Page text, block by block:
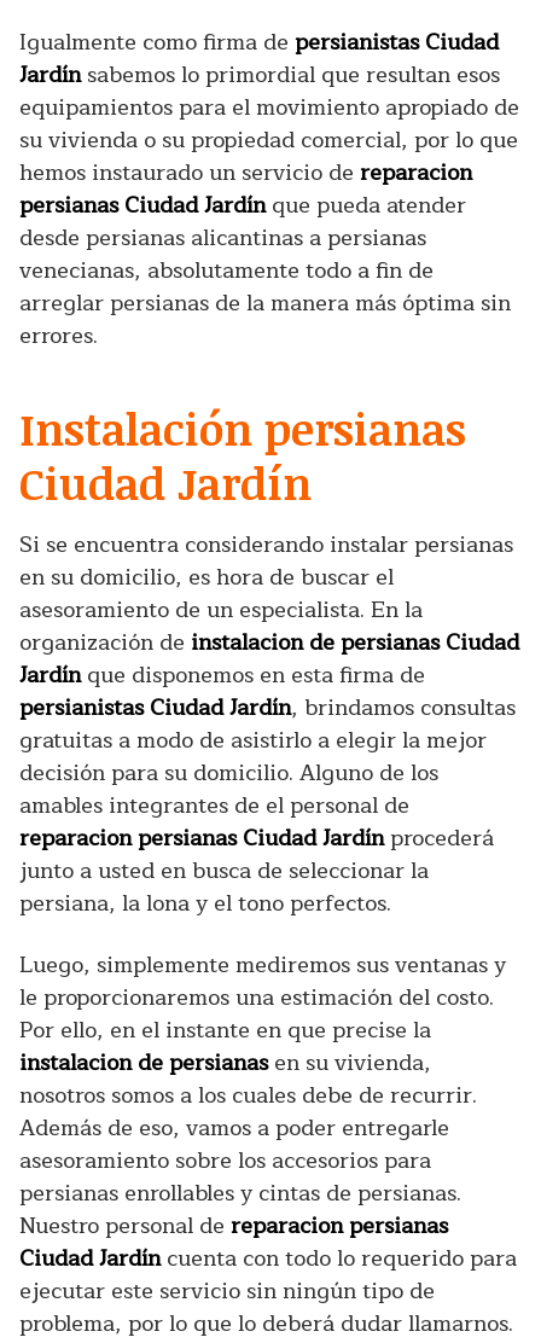
Igualmente como firma de persianistas Ciudad
Jardínsabemos lo primordial que resultan esos
equipamientos para el movimiento apropiado de
su vivienda o su propiedad comercial, por lo que
hemos instaurado un servicio de reparacion
persianas Ciudad Jardínque pueda atender
desde persianas alicantinas a persianas
venecianas, absolutamente todo a fin de
arreglar persianas de la manera más óptima sin
errores.
Instalación persianas
Ciudad Jardín
Si se encuentra considerando instalar persianas
en su domicilio, es hora de buscar el
asesoramiento de un especialista. En la
organización de instalacion de persianas Ciudad
Jardínque disponemos en esta firma de
persianistas Ciudad Jardín, brindamos consultas
gratuitas a modo de asistirlo a elegir la mejor
decisión para su domicilio. Alguno de los
amables integrantes de el personal de
reparacion persianas Ciudad Jardínprocederá
junto a usted en busca de seleccionar la
persiana, la lona y el tono perfectos.
Luego, simplemente mediremos sus ventanas y
le proporcionaremos una estimación del costo.
Por ello, en el instante en que precise la
instalacion de persianasen su vivienda,
nosotros somos a los cuales debe de recurrir.
Además de eso, vamos a poder entregarle
asesoramiento sobre los accesorios para
persianas enrollables y cintas de persianas.
Nuestro personal de reparacion persianas
Ciudad Jardíncuenta con todo lo requerido para
ejecutar este servicio sin ningún tipo de
problema, por lo que lo deberá dudar llamarnos.